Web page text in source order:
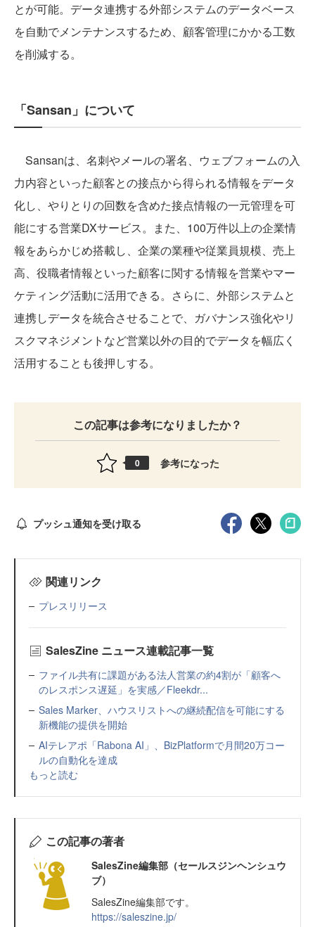
とが可能。データ連携する外部システムのデータベース
を自動でメンテナンスするため、顧客管理にかかる工数
を削減する。
「Sansan」について
Sansanは、名刺やメールの署名、ウェブフォームの入
力内容といった顧客との接点から得られる情報をデータ
化し、やりとりの回数を含めた接点情報の一元管理を可
能にする営業DXサービス。また、100万件以上の企業情
報をあらかじめ搭載し、企業の業種や従業員規模、売上
高、役職者情報といった顧客に関する情報を営業やマー
ケティング活動に活用できる。さらに、外部システムと
連携しデータを統合させることで、ガバナンス強化やリ
スクマネジメントなど営業以外の目的でデータを幅広く
活用することも後押しする。
この記事は参考になりましたか？
0 参考になった
プッシュ通知を受け取る
関連リンク
プレスリリース
SalesZine ニュース連載記事一覧
ファイル共有に課題がある法人営業の約4割が「顧客へ
のレスポンス遅延」を実感／Fleekdr...
Sales Marker、ハウスリストへの継続配信を可能にする
新機能の提供を開始
AIテレアポ「Rabona AI」、BizPlatformで月間20万コー
ルの自動化を達成
もっと読む
この記事の著者
SalesZine編集部（セールスジンヘンシュウ
ブ）
SalesZine編集部です。
https://saleszine.jp/